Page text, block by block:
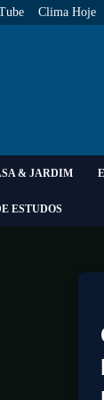
Clima Hoje
& JARDIM
ESTUDOS